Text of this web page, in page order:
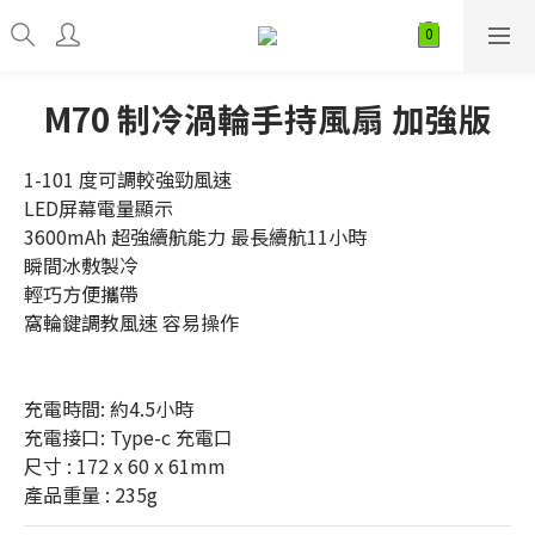
M70 制冷渦輪手持風扇 加強版
1-101 度可調較強勁風速
LED屏幕電量顯示
3600mAh 超強續航能力 最長續航11小時
瞬間冰敷製冷
輕巧方便攜帶
窩輪鍵調教風速 容易操作
充電時間: 約4.5小時
充電接口: Type-c 充電口
尺寸 : 172 x 60 x 61mm
產品重量 : 235g